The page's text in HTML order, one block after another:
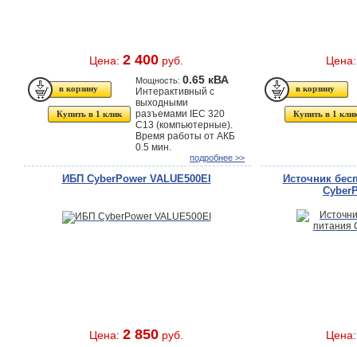
Цена: 2 400 руб.
Купить в 1 клик
Мощность: 0.65 кВА
Интерактивный с
выходными
разъемами IEC 320
C13 (компьютерные).
Время работы от АКБ
0.5 мин.
подробнее >>
Купить в 1
ИБП CyberPower VALUE500EI
Цена: 2 850 руб.
Источник